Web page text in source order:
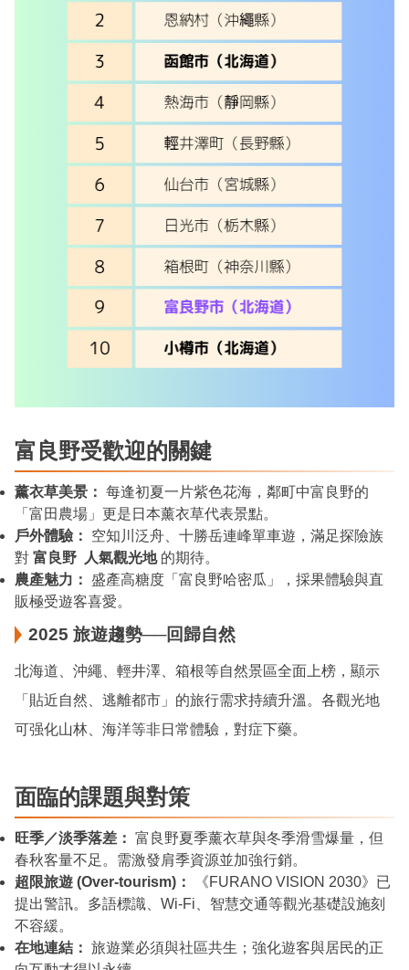
富良野受歡迎的關鍵
薰衣草美景： 每逢初夏一片紫色花海，鄰町中富良野的
「富田農場」更是日本薰衣草代表景點。
戶外體驗：
空知川泛舟、十勝岳連峰單車遊，滿足探險族
對富良野 人氣觀光地的期待。
農產魅力：
盛產高糖度「富良野哈密瓜」，採果體驗與直
販極受遊客喜愛。
2025 旅遊趨勢──回歸自然
北海道、沖繩、輕井澤、箱根等自然景區全面上榜，顯示
「貼近自然、逃離都市」的旅行需求持續升溫。各觀光地
可强化山林、海洋等非日常體驗，對症下藥。
面臨的課題與對策
旺季／淡季落差： 富良野夏季薰衣草與冬季滑雪爆量，但
春秋客量不足。需激發肩季資源並加強行銷。
超限旅遊 (Over-tourism)：
《FURANO VISION 2030》已
提出警訊。多語標識、Wi-Fi、智慧交通等觀光基礎設施刻
不容緩。
在地連結： 旅遊業必須與社區共生；強化遊客與居民的正